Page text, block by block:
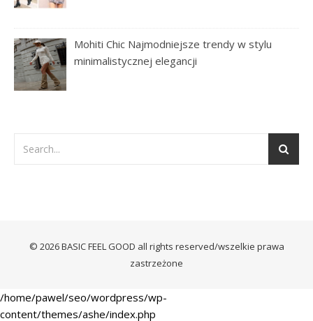
Mohiti Chic Najmodniejsze trendy w stylu
minimalistycznej elegancji
© 2026 BASIC FEEL GOOD all rights reserved/wszelkie prawa
zastrzeżone
/home/pawel/seo/wordpress/wp-
content/themes/ashe/index.php